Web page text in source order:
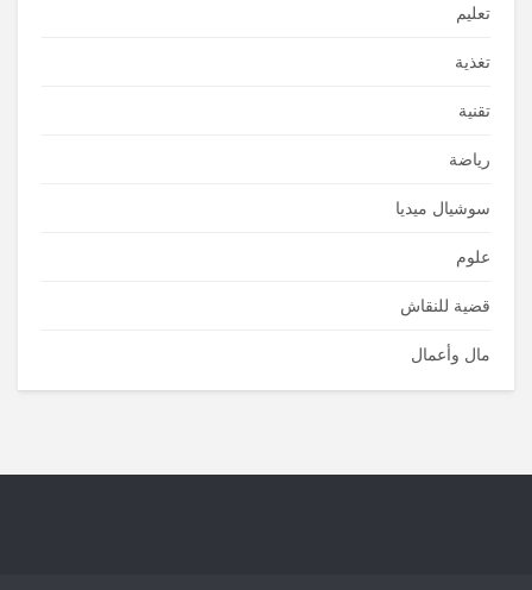
تعليم
تغذية
تقنية
رياضة
سوشيال ميديا
علوم
قضية للنقاش
مال وأعمال